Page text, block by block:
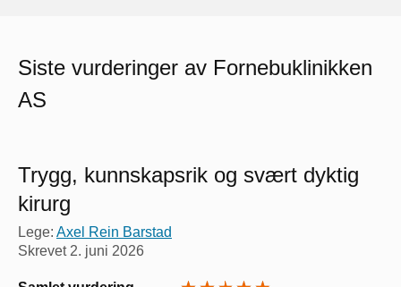
Siste vurderinger av Fornebuklinikken
AS
Trygg, kunnskapsrik og svært dyktig
kirurg
Lege: Axel Rein Barstad
Skrevet 2. juni 2026